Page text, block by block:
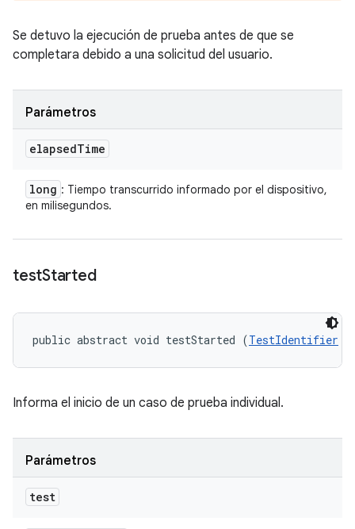
Se detuvo la ejecución de prueba antes de que se
completara debido a una solicitud del usuario.
Parámetros
elapsedTime
long : Tiempo transcurrido informado por el dispositivo,
en milisegundos.
testStarted
public abstract void testStarted (TestIdentifier
Informa el inicio de un caso de prueba individual.
Parámetros
test